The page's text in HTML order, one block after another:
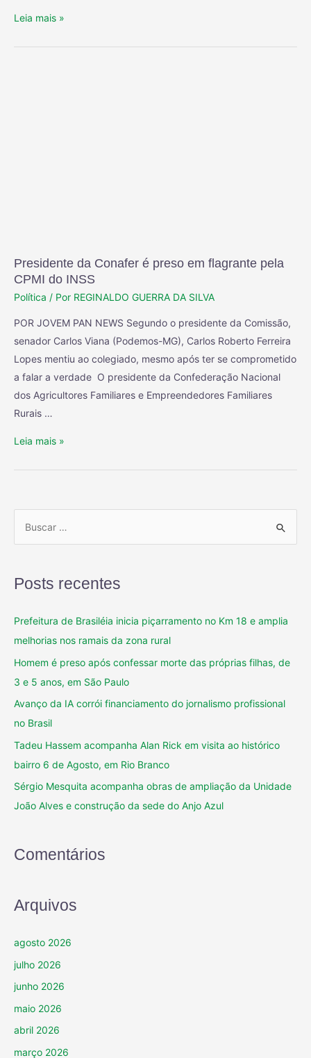
Leia mais »
Presidente da Conafer é preso em flagrante pela
CPMI do INSS
Política / Por REGINALDO GUERRA DA SILVA
POR JOVEM PAN NEWS Segundo o presidente da Comissão,
senador Carlos Viana (Podemos-MG), Carlos Roberto Ferreira
Lopes mentiu ao colegiado, mesmo após ter se comprometido
a falar a verdade O presidente da Confederação Nacional
dos Agricultores Familiares e Empreendedores Familiares
Rurais …
Leia mais »
Posts recentes
Prefeitura de Brasiléia inicia piçarramento no Km 18 e amplia
melhorias nos ramais da zona rural
Homem é preso após confessar morte das próprias filhas, de
3 e 5 anos, em São Paulo
Avanço da IA corrói financiamento do jornalismo profissional
no Brasil
Tadeu Hassem acompanha Alan Rick em visita ao histórico
bairro 6 de Agosto, em Rio Branco
Sérgio Mesquita acompanha obras de ampliação da Unidade
João Alves e construção da sede do Anjo Azul
Comentários
Arquivos
agosto 2026
julho 2026
junho 2026
maio 2026
abril 2026
março 2026